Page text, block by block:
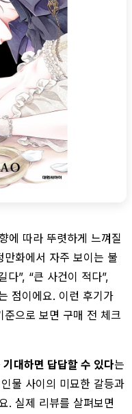
에 따라 뚜렷하게 느껴질
화에서 자주 보이는 불
다”, “큰 사건이 적다”,
점이에요. 이런 후기가
으로 보면 구매 전 체크
대하면 답답할 수 있다는
물 사이의 미묘한 갈등과
. 실제 리뷰를 살펴보면